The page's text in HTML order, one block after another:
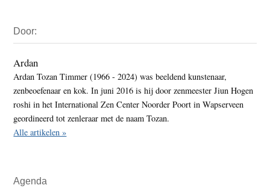
Sidebar
Door:
Ardan
Ardan Tozan Timmer (1966 - 2024) was beeldend kunstenaar,
zenbeoefenaar en kok. In juni 2016 is hij door zenmeester Jiun Hogen
roshi in het International Zen Center Noorder Poort in Wapserveen
geordineerd tot zenleraar met de naam Tozan.
Alle artikelen »
Agenda